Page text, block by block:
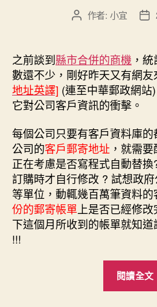
文
者
作者: 小宜
文
佈
日
期
之前談到縣市合併的商機 ，
數還不少，剛好昨天又有網
地址英譯] (連至中華郵政網站
它對公司客戶資訊的衝擊。
每個公司只要有客戶資料庫
公司的客戶郵寄地址 ，就需
正在考慮是否寫程式自動替
訂購時才自行修改 ? 試想政
等單位，動輒幾百萬筆資料
份的郵寄帳單 上是否已經修
下這個月所收到的帳單就知
!!!
閱讀全文